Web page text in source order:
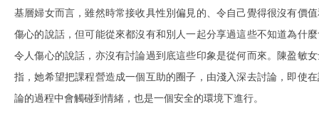
基層婦女而言，雖然時常接收具性別偏見的、令自己覺得很沒有價
傷心的說話，但可能從來都沒有和別人一起分享過這些不知道為什
令人傷心的說話，亦沒有討論過到底這些印象是從何而來。陳盈敏
指，她希望把課程營造成一個互助的圈子，由淺入深去討論，即使
論的過程中會觸碰到情緒，也是一個安全的環境下進行。